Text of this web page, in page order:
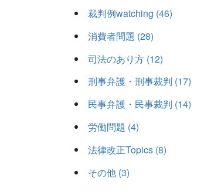
裁判例watching (46)
消費者問題 (28)
司法のあり方 (12)
刑事弁護・刑事裁判 (17)
民事弁護・民事裁判 (14)
労働問題 (4)
法律改正Topics (8)
その他 (3)